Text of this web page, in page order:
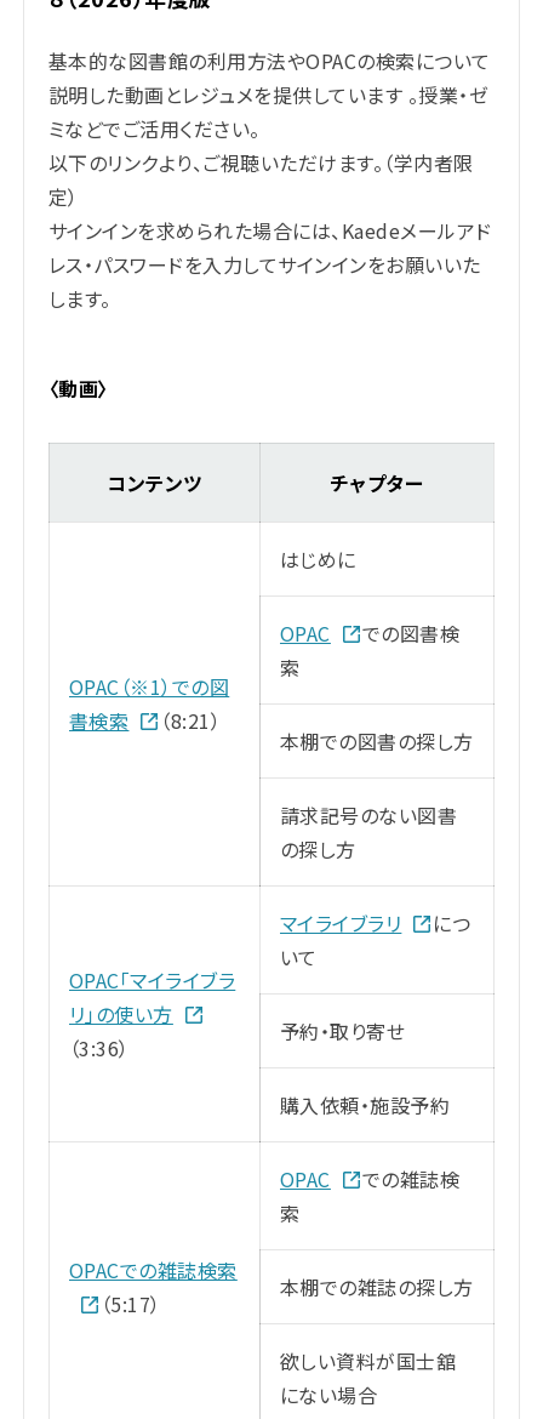
基本的な図書館の利用方法やOPACの検索について
説明した動画とレジュメを提供しています 。授業・ゼ
ミなどでご活用ください。
以下のリンクより、ご視聴いただけます。（学内者限
定）
サインインを求められた場合には、Kaedeメールアド
レス・パスワードを入力してサインインをお願いいた
します。
〈動画〉
コンテンツ チャプター
OPAC（※1）での図
書検索
（8:21）
はじめに
OPAC
での図書検
索
本棚での図書の探し方
請求記号のない図書
の探し方
OPAC「マイライブラ
リ」の使い方
（3:36）
マイライブラリ
につ
いて
予約・取り寄せ
購入依頼・施設予約
OPACでの雑誌検索
（5:17）
OPAC
での雑誌検
索
本棚での雑誌の探し方
欲しい資料が国士舘
にない場合